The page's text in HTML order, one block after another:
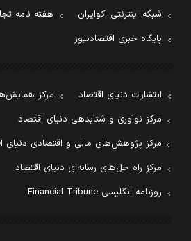
شبکه اینترنتی اکوایران
هفته نامه
پایگاه خبری اقتصادنیوز
انتشارات دنیای اقتصاد
مرکز
مرکز نوآوری و شتابدهی دنیای اقتصاد
مرکز پژوهش‌های مالی و اقتصادی دنیای
مرکز راه حل‌های رسانه‌ای دنیای اقتصاد
روزنامه انگلیسی Financial Tribune